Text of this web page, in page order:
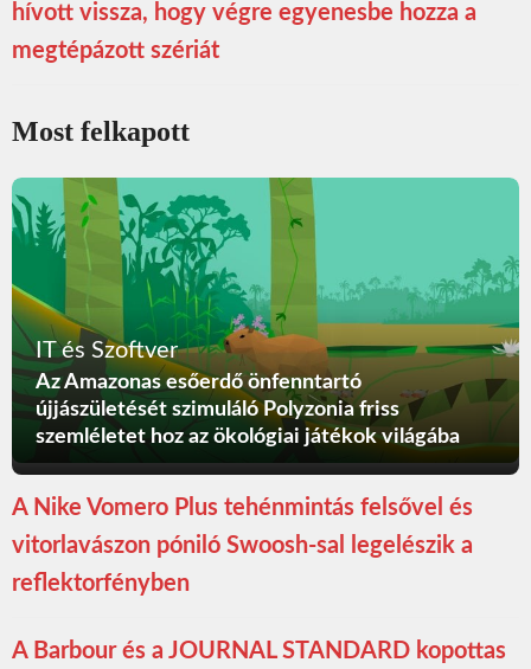
hívott vissza, hogy végre egyenesbe hozza a
megtépázott szériát
Most felkapott
IT és Szoftver
Az Amazonas esőerdő önfenntartó
újjászületését szimuláló Polyzonia friss
szemléletet hoz az ökológiai játékok világába
A Nike Vomero Plus tehénmintás felsővel és
vitorlavászon póniló Swoosh-sal legelészik a
reflektorfényben
A Barbour és a JOURNAL STANDARD kopottas